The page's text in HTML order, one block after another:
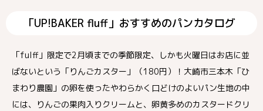
「UP!BAKER fluff」おすすめのパンカタログ
「fulff」限定で2月頃までの季節限定、しかも火曜日はお店に並
ばないという「りんごカスター」（180円）！大崎市三本木「ひ
まわり農園」の卵を使ったやわらかく口どけのよいパン生地の中
には、りんごの果肉入りクリームと、卵黄多めのカスタードクリ